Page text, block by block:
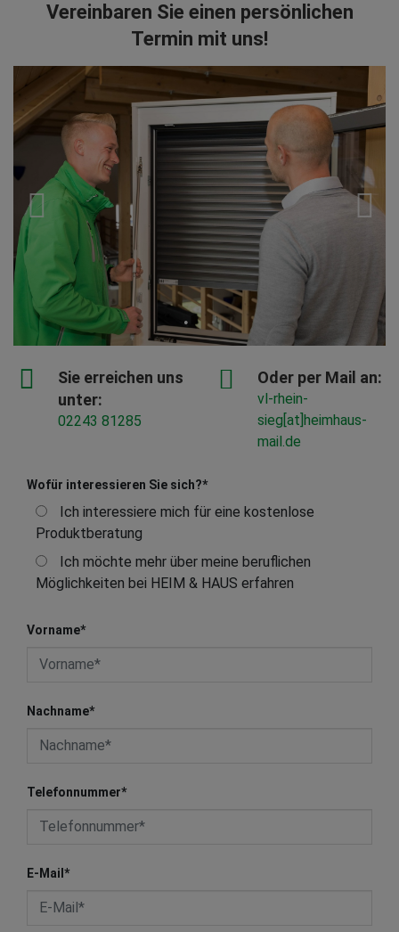
Vereinbaren Sie einen persönlichen
Termin mit uns!
Sie erreichen uns
unter:
02243 81285
Oder per Mail an:
vl-rhein-
sieg[at]heimhaus-
mail.de
Wofür interessieren Sie sich?*
Produktberatung
Möglichkeiten bei HEIM & HAUS erfahren
Vorname*
Nachname*
Telefonnummer*
E-Mail *